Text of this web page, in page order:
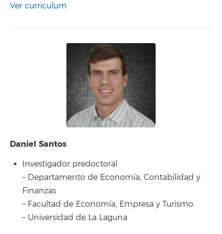
Ver curriculum
Daniel Santos
Investigador predoctoral
– Departamento de Economía, Contabilidad y
Finanzas
– Facultad de Economía, Empresa y Turismo
– Universidad de La Laguna